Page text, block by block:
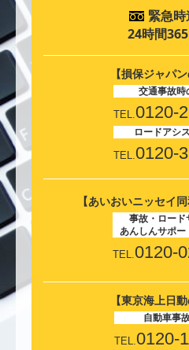
緊急
24時間
【損保ジャパ
交通事故時
TEL.0120-
ロードアシ
TEL.0120-
【あいおいニッセイ
事故・ロード
あんしんサポー
TEL.0120-
【東京海上日
自動車事
TEL.0120-